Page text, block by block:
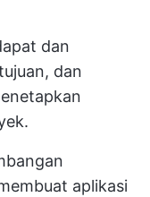
dan
dan
aplikasi